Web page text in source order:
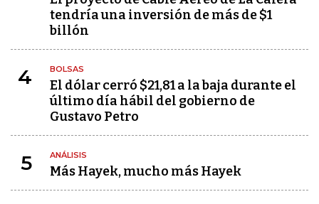
tendría una inversión de más de $1
billón
4 BOLSAS
El dólar cerró $21,81 a la baja durante el
último día hábil del gobierno de
Gustavo Petro
5 ANÁLISIS
Más Hayek, mucho más Hayek